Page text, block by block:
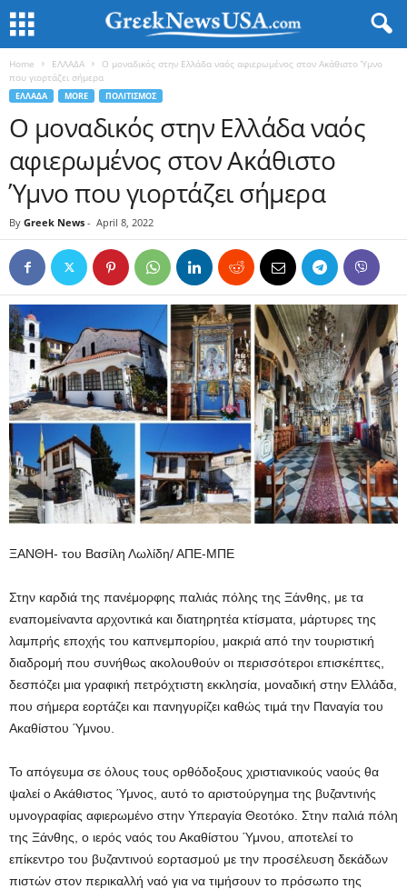
Home ΕΛΛΑΔΑ
Ο μοναδικός στην Ελλάδα ναός αφιερωμένος στον Ακάθιστο Ύμνο
που γιορτάζει σήμερα
ΕΛΛΑΔΑ MORE ΠΟΛΙΤΙΣΜΟΣ
Ο μοναδικός στην Ελλάδα ναός
αφιερωμένος στον Ακάθιστο
Ύμνο που γιορτάζει σήμερα
By Greek News - April 8, 2022
ΞΑΝΘΗ- του Βασίλη Λωλίδη/ ΑΠΕ-ΜΠΕ
Στην καρδιά της πανέμορφης παλιάς πόλης της Ξάνθης, με τα
εναπομείναντα αρχοντικά και διατηρητέα κτίσματα, μάρτυρες της
λαμπρής εποχής του καπνεμπορίου, μακριά από την τουριστική
διαδρομή που συνήθως ακολουθούν οι περισσότεροι επισκέπτες,
δεσπόζει μια γραφική πετρόχτιστη εκκλησία, μοναδική στην Ελλάδα,
που σήμερα εορτάζει και πανηγυρίζει καθώς τιμά την Παναγία του
Ακαθίστου Ύμνου.
Το απόγευμα σε όλους τους ορθόδοξους χριστιανικούς ναούς θα
ψαλεί ο Ακάθιστος Ύμνος, αυτό το αριστούργημα της βυζαντινής
υμνογραφίας αφιερωμένο στην Υπεραγία Θεοτόκο. Στην παλιά πόλη
της Ξάνθης, ο ιερός ναός του Ακαθίστου Ύμνου, αποτελεί το
επίκεντρο του βυζαντινού εορτασμού με την προσέλευση δεκάδων
πιστών στον περικαλλή ναό για να τιμήσουν το πρόσωπο της